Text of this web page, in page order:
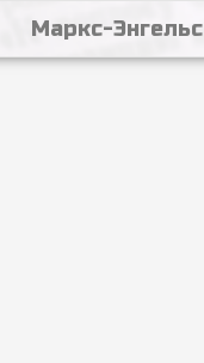
Маркс-Энгельс